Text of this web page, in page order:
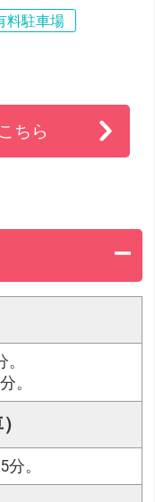
料駐車場
ちら
。
。